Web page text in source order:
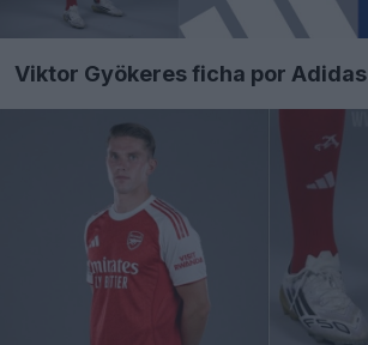
Viktor Gyökeres ficha por Adidas